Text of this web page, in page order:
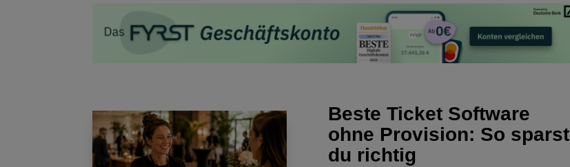
Beste Ticket Software
ohne Provision: So sparst
du richtig